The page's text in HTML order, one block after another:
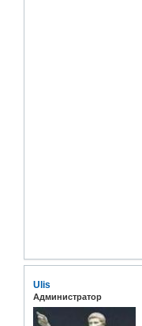
Ulis
Администратор